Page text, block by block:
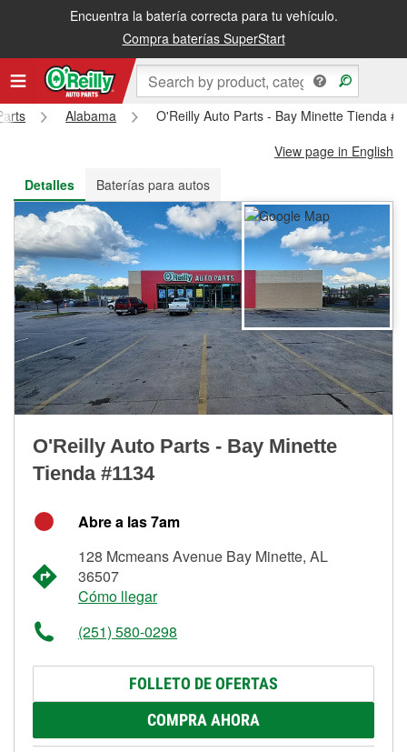
Encuentra la batería correcta para tu vehículo.
Compra baterías SuperStart
Recibe tu orden gratis al día siguiente o recógela en la tienda
Alabama
O'Reilly Auto Parts - Bay Minette Tienda
View page in English
Detalles
Baterías para autos
O'Reilly Auto Parts - Bay Minette
Tienda #1134
Abre a las 7am
128 Mcmeans Avenue Bay Minette, AL
36507
Cómo llegar
(251) 580-0298
FOLLETO DE OFERTAS
COMPRA AHORA